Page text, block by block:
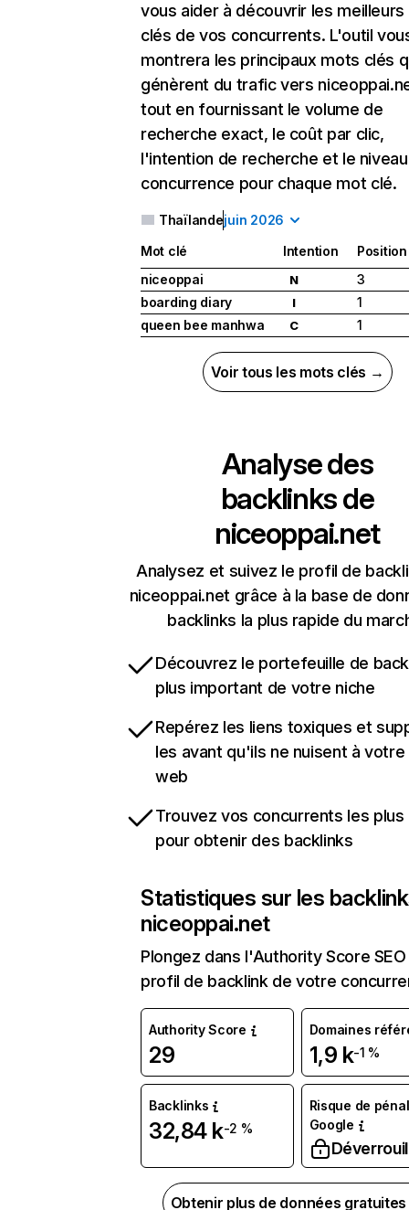
vous aider à découvrir les
clés de vos concurrents. L'outil
montrera les principaux mots clés
génèrent du trafic vers
tout en fournissant le volume de
recherche exact, le coût par clic,
l'intention de recherche et le
concurrence pour chaque mot clé.
Thaïlandejuin 2026
Mot clé Intention
Position
niceoppai
N
3
boarding diary
I
1
queen bee manhwa
C 1
Voir tous les mots clés →
Analyse des
backlinks de
niceoppai.net
Analysez et suivez le profil de
niceoppai.net grâce à la base de
backlinks la plus rapide du
Découvrez le portefeuille de
plus important de votre niche
Repérez les liens toxiques et
les avant qu'ils ne nuisent à
web
Trouvez vos concurrents les
pour obtenir des backlinks
Statistiques sur les
niceoppai.net
Plongez dans l'Authority Score
profil de backlink de votre
Authority Score
29
Domaines
1,9 k-1 %
Backlinks
32,84 k-2 %
Risque de
Google
Obtenir plus de données